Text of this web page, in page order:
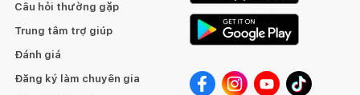
Câu hỏi thường gặp
Trung tâm trợ giúp
Đánh giá
Đăng ký làm chuyên gia